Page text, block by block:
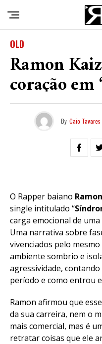
OLD
Ramon
coração em
By Caio Tavares
O Rapper baiano Ramon
single intitulado “
carga emocional de
Uma narrativa sobre
vivenciados pelo
ambiente sombrio e
agressividade,
período e como entrou
Ramon afirmou que
da sua carreira, nem o
mais comercial, mas é
retratar coisas que ele